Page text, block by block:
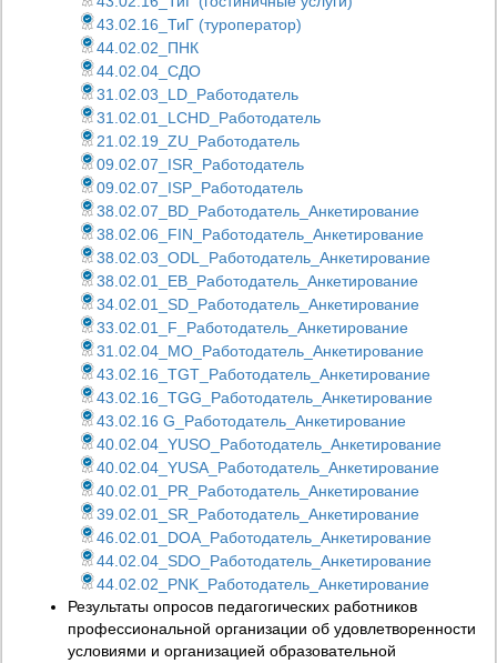
43.02.16_ТиГ (туроператор)
44.02.02_ПНК
44.02.04_СДО
31.02.03_LD_Работодатель
31.02.01_LCHD_Работодатель
21.02.19_ZU_Работодатель
09.02.07_ISR_Работодатель
09.02.07_ISP_Работодатель
38.02.07_BD_Работодатель_Анкетирование
38.02.06_FIN_Работодатель_Анкетирование
38.02.03_ODL_Работодатель_Анкетирование
38.02.01_EB_Работодатель_Анкетирование
34.02.01_SD_Работодатель_Анкетирование
33.02.01_F_Работодатель_Анкетирование
31.02.04_MO_Работодатель_Анкетирование
43.02.16_TGT_Работодатель_Анкетирование
43.02.16_TGG_Работодатель_Анкетирование
43.02.16 G_Работодатель_Анкетирование
40.02.04_YUSO_Работодатель_Анкетирование
40.02.04_YUSA_Работодатель_Анкетирование
40.02.01_PR_Работодатель_Анкетирование
39.02.01_SR_Работодатель_Анкетирование
46.02.01_DOA_Работодатель_Анкетирование
44.02.04_SDO_Работодатель_Анкетирование
44.02.02_PNK_Работодатель_Анкетирование
Результаты опросов педагогических работников
профессиональной организации об удовлетворенности
условиями и организацией образовательной